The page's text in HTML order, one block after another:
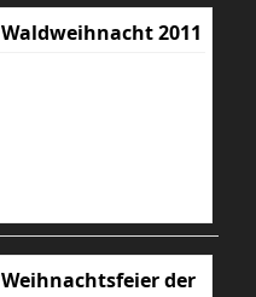
Waldweihnacht 2011
Weihnachtsfeier der